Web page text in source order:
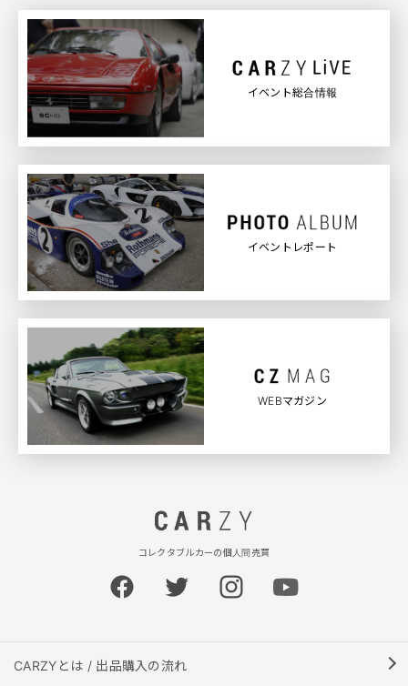
イベント総合情報
イベントレポート
WEBマガジン
コレクタブルカーの個人間売買
CARZYとは / 出品購入の流れ